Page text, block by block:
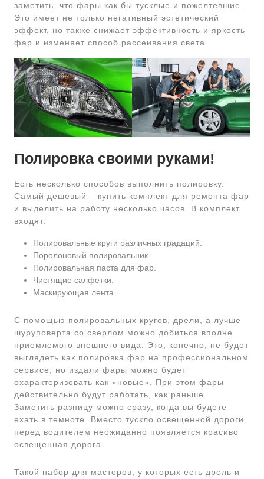
заметить, что фары как бы тусклые и пожелтевшие.
Это имеет не только негативный эстетический
эффект, но также снижает эффективность и яркость
фар и изменяет способ рассеивания света.
Полировка своими руками!
Есть несколько способов выполнить полировку.
Самый дешевый – купить комплект для ремонта фар
и выделить на работу несколько часов. В комплект
входят:
Полировальные круги различных градаций.
Поролоновый полировальник.
Полировальная паста для фар.
Чистящие салфетки.
Маскирующая лента.
С помощью полировальных кругов, дрели, а лучше
шуруповерта со сверлом можно добиться вполне
приемлемого внешнего вида. Это, конечно, не будет
выглядеть как полировка фар на профессиональном
сервисе, но издали фары можно будет
охарактеризовать как «новые». При этом фары
действительно будут работать, как раньше.
Заметить разницу можно сразу, когда вы будете
ехать в темноте. Вместо тускло освещенной дороги
перед водителем неожиданно появляется красиво
освещенная дорога.
Такой набор для мастеров, у которых есть дрель и